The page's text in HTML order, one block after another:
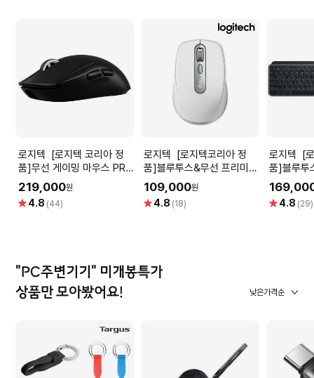
로지텍 [로지텍 코리아 정
품]무선 게이밍 마우스 PRO
SUPERLIGHT 2[블랙]
219,000원
별 4.8 (44)
로지텍 [로지텍코리아 정
품]블루투스&무선 프리미엄
휴대용 마우스 MX
ANYWHERE 3S[화이트]
109,000원
별 4.8 (18)
로지텍 [로지텍코리아 정
품]블루투
일루미네
KEYS S[
별 4.8 (29)
"PC주변기기" 미개봉특가
상품만 모아봤어요!
낮은가격순